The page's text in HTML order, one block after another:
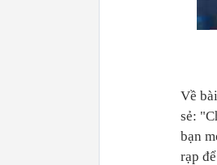
Về
sẻ:
bạn
rạp